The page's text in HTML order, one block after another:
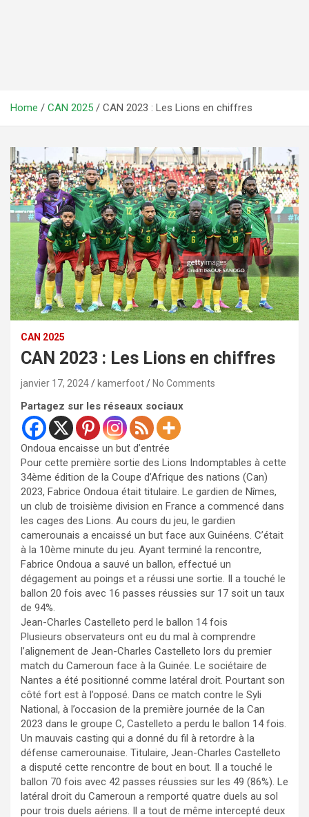
Home CAN 2025 CAN 2023 : Les Lions en chiffres
CAN 2025
CAN 2023 : Les Lions en chiffres
janvier 17, 2024 kamerfoot No Comments
Partagez sur les réseaux sociaux
Ondoua encaisse un but d’entrée
Pour cette première sortie des Lions Indomptables à cette
34ème édition de la Coupe d’Afrique des nations (Can)
2023, Fabrice Ondoua était titulaire. Le gardien de Nîmes,
un club de troisième division en France a commencé dans
les cages des Lions. Au cours du jeu, le gardien
camerounais a encaissé un but face aux Guinéens. C’était
à la 10ème minute du jeu. Ayant terminé la rencontre,
Fabrice Ondoua a sauvé un ballon, effectué un
dégagement au poings et a réussi une sortie. Il a touché le
ballon 20 fois avec 16 passes réussies sur 17 soit un taux
de 94%.
Jean-Charles Castelleto perd le ballon 14 fois
Plusieurs observateurs ont eu du mal à comprendre
l’alignement de Jean-Charles Castelleto lors du premier
match du Cameroun face à la Guinée. Le sociétaire de
Nantes a été positionné comme latéral droit. Pourtant son
côté fort est à l’opposé. Dans ce match contre le Syli
National, à l’occasion de la première journée de la Can
2023 dans le groupe C, Castelleto a perdu le ballon 14 fois.
Un mauvais casting qui a donné du fil à retordre à la
défense camerounaise. Titulaire, Jean-Charles Castelleto
a disputé cette rencontre de bout en bout. Il a touché le
ballon 70 fois avec 42 passes réussies sur les 49 (86%). Le
latéral droit du Cameroun a remporté quatre duels au sol
pour trois duels aériens. Il a tout de même intercepté deux